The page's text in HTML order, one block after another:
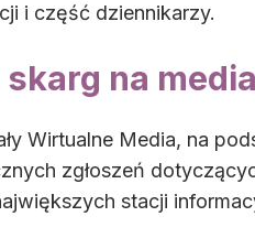
i część dziennikarzy.
na media
Wirtualne Media, na
zgłoszeń
stacji